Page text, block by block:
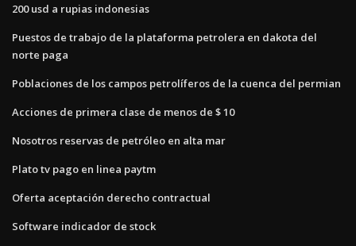
200 usd a rupias indonesias
Puestos de trabajo de la plataforma petrolera en dakota del
norte paga
Poblaciones de los campos petrolíferos de la cuenca del permian
Acciones de primera clase de menos de $ 10
Nosotros reservas de petróleo en alta mar
Plato tv pago en linea paytm
Oferta aceptación derecho contractual
Software indicador de stock